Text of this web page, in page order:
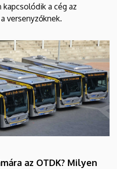
a cég az
versenyzőknek.
az OTDK? Milyen